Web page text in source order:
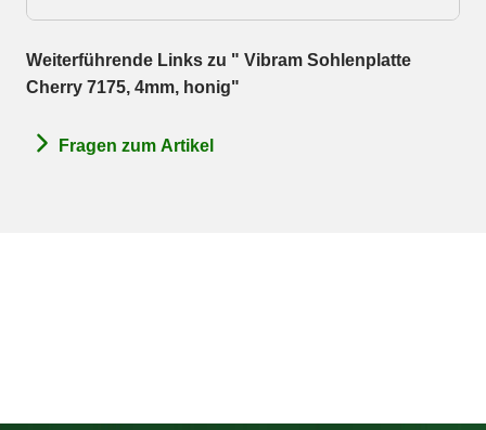
Weiterführende Links zu " Vibram Sohlenplatte
Cherry 7175, 4mm, honig"
Fragen zum Artikel